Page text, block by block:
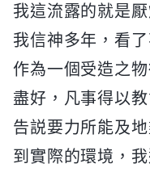
我這流露的就是
我信神多年，看
作為一個受造之
盡好，凡事得以
告説要力所能及
到實際的環境，